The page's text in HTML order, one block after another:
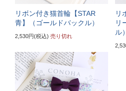
サイズの目安（5～6kg
ぴったり測った首まわ
首輪サイズ（
リボン付き猫首輪【STAR
青】（ゴールドバックル）
2,530円(税込) 売り切れ
リ
リ
ル）